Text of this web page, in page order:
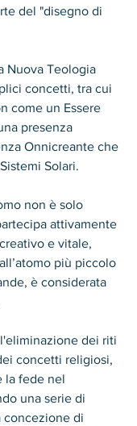
del "disegno di
Nuova Teologia
concetti, tra cui
come un Essere
presenza
Onnicreante che
Solari.
non è solo
attivamente
e vitale,
più piccolo
è considerata
dei riti
concetti religiosi,
la fede nel
una serie di
concezione di